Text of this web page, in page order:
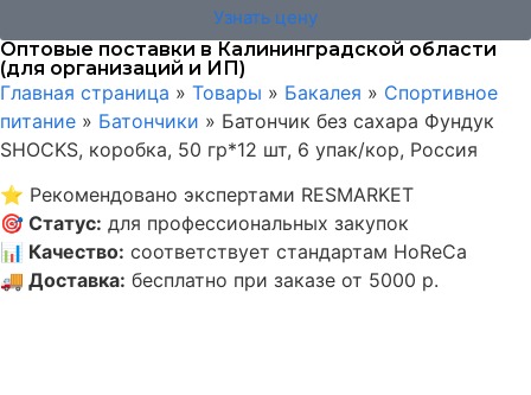
Узнать цену
Оптовые поставки в Калининградской области
(для организаций и ИП)
Главная страница » Товары » Бакалея » Спортивное
питание » Батончики » Батончик без сахара Фундук
SHOCKS, коробка, 50 гр*12 шт, 6 упак/кор, Россия
⭐ Рекомендовано экспертами RESMARKET
🎯 Статус: для профессиональных закупок
📊 Качество: соответствует стандартам HoReCa
🚚 Доставка: бесплатно при заказе от 5000 р.